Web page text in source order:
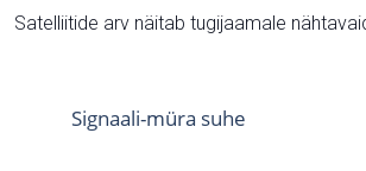
Satelliitide arv näitab tugijaamale